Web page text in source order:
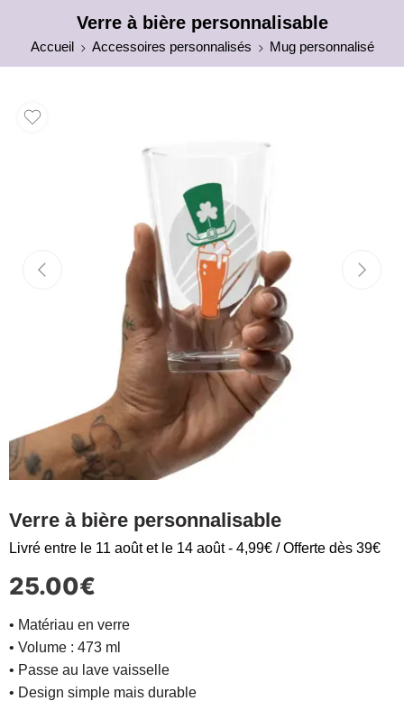
Verre à bière personnalisable
Accueil Accessoires personnalisés Mug personnalisé
Verre à bière personnalisable
Livré entre le 11 août et le 14 août - 4,99€ / Offerte dès 39€
25.00€
• Matériau en verre
• Volume : 473 ml
• Passe au lave vaisselle
• Design simple mais durable